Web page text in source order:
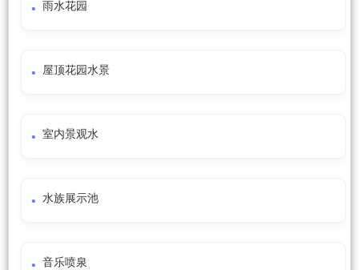
雨水花园
屋顶花园水景
室内景观水
水族展示池
音乐喷泉